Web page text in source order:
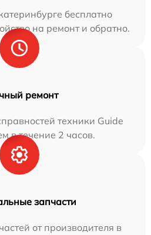
бесплатно
на ремонт и обратно.
ремонт
техники Guide
в течение 2 часов.
запчасти
от производителя в